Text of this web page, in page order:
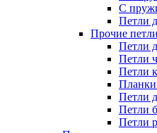
С
Петли
Прочие петли
Петли
Петли
Петли
Планки
Петли
Петли
Петли